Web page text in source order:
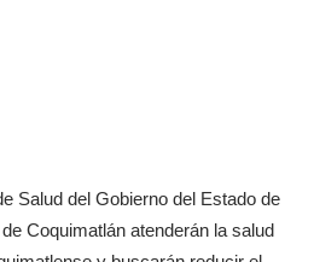
Salud del Gobierno del Estado de
Coquimatlán atenderán la salud